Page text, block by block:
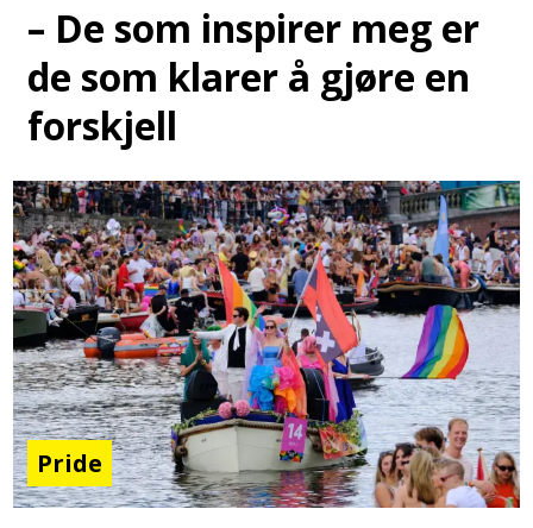
– De som inspirer meg er
de som klarer å gjøre en
forskjell
Pride